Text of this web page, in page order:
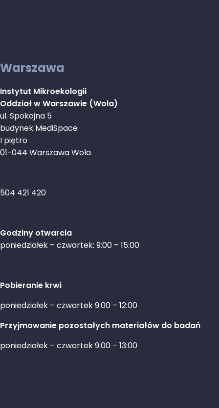
Warszawa
Instytut Mikroekologii
Oddział w Warszawie (Wola)
ul. Spokojna 5
budynek MediSpace
I piętro
01-044 Warszawa Wola
504 421 420
Godziny otwarcia
poniedziałek – czwartek: 9:00 – 15:00
Pobieranie krwi
poniedziałek – czwartek 9:00 – 12:00
Przyjmowanie pozostałych materiałów do badań
poniedziałek – czwartek 9:00 – 13:00